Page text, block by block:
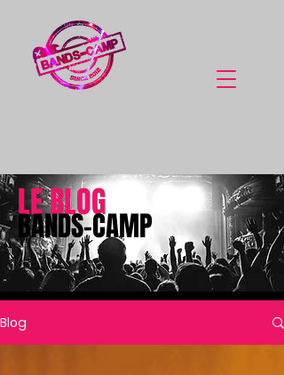
LE BLOG
BANDS-CAMP
Blog